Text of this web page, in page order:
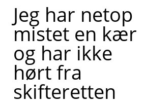
Jeg har netop
mistet en kær
og har ikke
hørt fra
skifteretten